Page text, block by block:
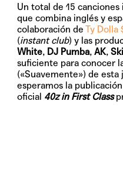
Un total de 15
que combina inglés y
colaboración deTy Dolla
(instant club) y las
White, DJ Pumba,AK,
suficiente para conocer
(«Suavemente») de
esperamos la
oficial 40z in First Class